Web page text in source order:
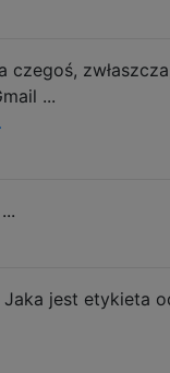
czegoś,
...
jest etykieta